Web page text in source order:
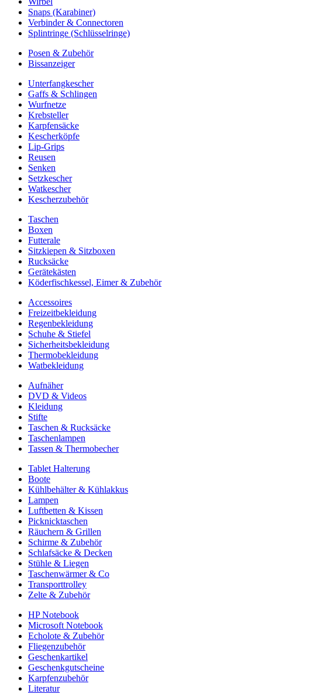
Snaps (Karabiner)
Verbinder & Connectoren
Splintringe (Schlüsselringe)
Posen & Zubehör
Bissanzeiger
Unterfangkescher
Gaffs & Schlingen
Wurfnetze
Krebsteller
Karpfensäcke
Kescherköpfe
Lip-Grips
Reusen
Senken
Setzkescher
Watkescher
Kescherzubehör
Taschen
Boxen
Futterale
Sitzkiepen & Sitzboxen
Rucksäcke
Gerätekästen
Köderfischkessel, Eimer & Zubehör
Accessoires
Freizeitbekleidung
Regenbekleidung
Schuhe & Stiefel
Sicherheitsbekleidung
Thermobekleidung
Watbekleidung
Aufnäher
DVD & Videos
Kleidung
Stifte
Taschen & Rucksäcke
Taschenlampen
Tassen & Thermobecher
Tablet Halterung
Boote
Kühlbehälter & Kühlakkus
Lampen
Luftbetten & Kissen
Picknicktaschen
Räuchern & Grillen
Schirme & Zubehör
Schlafsäcke & Decken
Stühle & Liegen
Taschenwärmer & Co
Transporttrolley
Zelte & Zubehör
HP Notebook
Microsoft Notebook
Echolote & Zubehör
Fliegenzubehör
Geschenkartikel
Geschenkgutscheine
Karpfenzubehör
Literatur